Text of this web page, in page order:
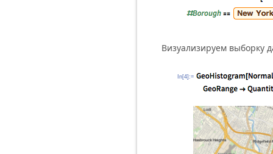
Визуализируем выборку
In[4]:=